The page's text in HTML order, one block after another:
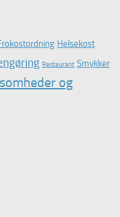
Helsekost
Restaurant Smykker
og